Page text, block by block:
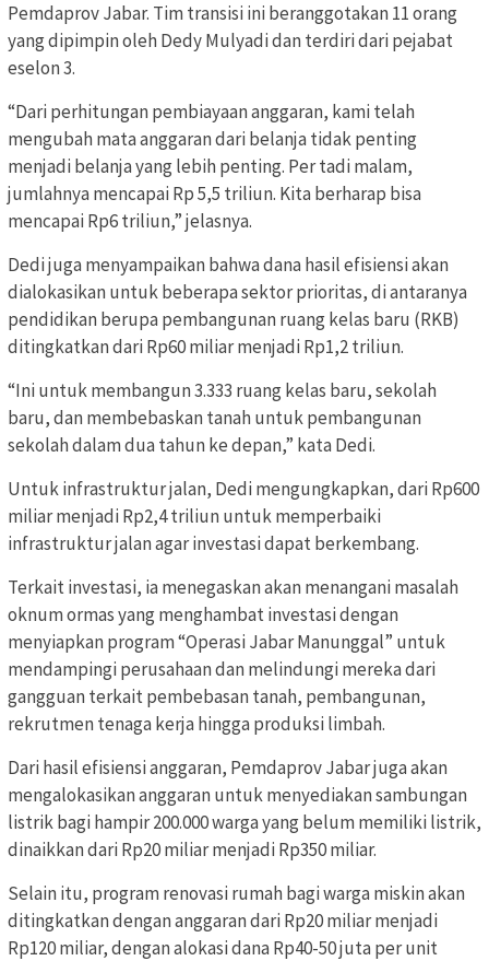
Pemdaprov Jabar. Tim transisi ini beranggotakan 11 orang
yang dipimpin oleh Dedy Mulyadi dan terdiri dari pejabat
eselon 3.
“Dari perhitungan pembiayaan anggaran, kami telah
mengubah mata anggaran dari belanja tidak penting
menjadi belanja yang lebih penting. Per tadi malam,
jumlahnya mencapai Rp 5,5 triliun. Kita berharap bisa
mencapai Rp6 triliun,” jelasnya.
Dedi juga menyampaikan bahwa dana hasil efisiensi akan
dialokasikan untuk beberapa sektor prioritas, di antaranya
pendidikan berupa pembangunan ruang kelas baru (RKB)
ditingkatkan dari Rp60 miliar menjadi Rp1,2 triliun.
“Ini untuk membangun 3.333 ruang kelas baru, sekolah
baru, dan membebaskan tanah untuk pembangunan
sekolah dalam dua tahun ke depan,” kata Dedi.
Untuk infrastruktur jalan, Dedi mengungkapkan, dari Rp600
miliar menjadi Rp2,4 triliun untuk memperbaiki
infrastruktur jalan agar investasi dapat berkembang.
Terkait investasi, ia menegaskan akan menangani masalah
oknum ormas yang menghambat investasi dengan
menyiapkan program “Operasi Jabar Manunggal” untuk
mendampingi perusahaan dan melindungi mereka dari
gangguan terkait pembebasan tanah, pembangunan,
rekrutmen tenaga kerja hingga produksi limbah.
Dari hasil efisiensi anggaran, Pemdaprov Jabar juga akan
mengalokasikan anggaran untuk menyediakan sambungan
listrik bagi hampir 200.000 warga yang belum memiliki listrik,
dinaikkan dari Rp20 miliar menjadi Rp350 miliar.
Selain itu, program renovasi rumah bagi warga miskin akan
ditingkatkan dengan anggaran dari Rp20 miliar menjadi
Rp120 miliar, dengan alokasi dana Rp40-50 juta per unit